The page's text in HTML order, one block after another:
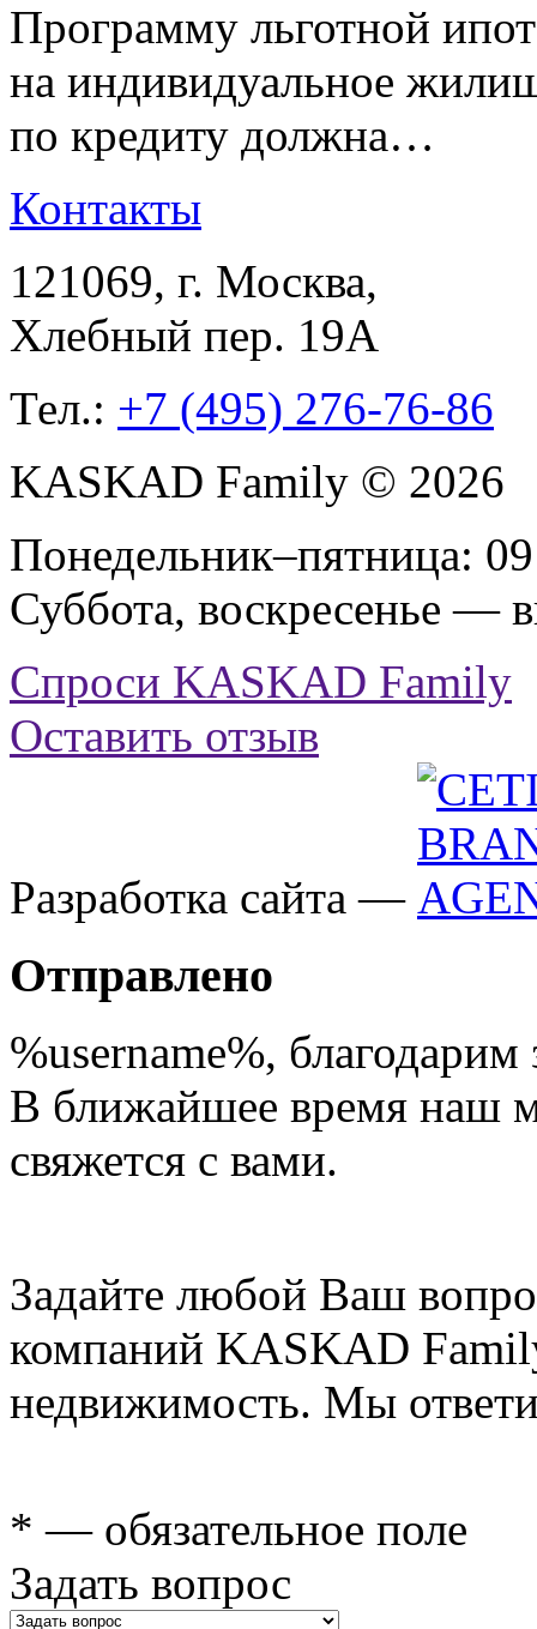
Программу льготной
на индивидуальное
по кредиту должна…
Контакты
121069, г. Москва,
Хлебный пер. 19А
Тел.: +7 (495) 276-76-86
KASKAD Family © 2026
Понедельник–пятница:
Суббота, воскресенье —
Спроси KASKAD Family
Оставить отзыв
Разработка сайта —
Отправлено
%username%, благодарим
В ближайшее время наш
свяжется с вами.
Задайте любой Ваш
компаний KASKAD
недвижимость. Мы
* — обязательное поле
Задать вопрос